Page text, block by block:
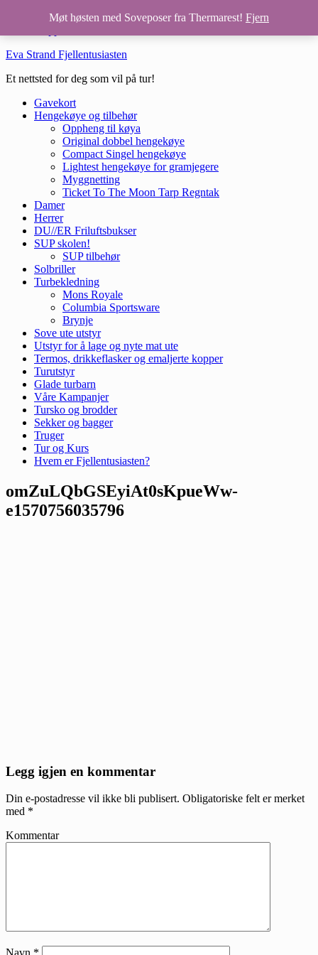
Hopp til hovedinnhold
Eva Strand Fjellentusiasten
Et nettsted for deg som vil på tur!
Gavekort
Hengekøye og tilbehør
Oppheng til køya
Original dobbel hengekøye
Compact Singel hengekøye
Lightest hengekøye for gramjegere
Myggnetting
Ticket To The Moon Tarp Regntak
Damer
Herrer
DU//ER Friluftsbukser
SUP skolen!
SUP tilbehør
Solbriller
Turbekledning
Mons Royale
Columbia Sportsware
Brynje
Sove ute utstyr
Utstyr for å lage og nyte mat ute
Termos, drikkeflasker og emaljerte kopper
Turutstyr
Glade turbarn
Våre Kampanjer
Tursko og brodder
Sekker og bagger
Truger
Tur og Kurs
Hvem er Fjellentusiasten?
omZuLQbGSEyiAt0sKpueWw-
e1570756035796
Reader
Legg igjen en kommentar
Din e-postadresse vil ikke bli publisert. Obligatoriske felt er merket
med *
Kommentar
Møt høsten med Soveposer fra Thermarest! Fjern